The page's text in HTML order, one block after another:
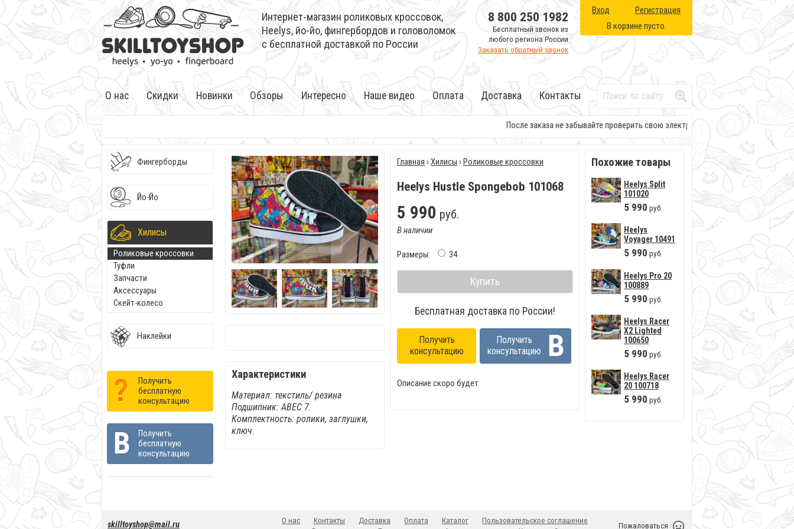
Интернет-магазин роликовых кроссовок,
Heelys, йо-йо, фингербордов и головоломок
с бесплатной доставкой по России
Вход
Регистрация
В корзине пусто.
8 800 250 1982
Бесплатный звонок из
любого региона России
Заказать обратный звонок
О нас Скидки Новинки Обзоры Интересно Наше видео Оплата Доставка Контакты
После заказа не забывайте проверить свою электронную почту. Там будет
Фингерборды
Йо-Йо
Хилисы
Роликовые кроссовки
Туфли
Запчасти
Аксессуары
Скейт-колесо
Наклейки
Получить
бесплатную
консультацию
Получить
бесплатную
консультацию
Характеристики
Материал: текстиль/ резина
Подшипник: АВЕС 7.
Комплектность: ролики, заглушки,
ключ.
Похожие товары
Heelys Split
101020
5 990 руб.
Heelys
Voyager 10491
5 990 руб.
Heelys Pro 20
100889
5 990 руб.
Heelys Racer
X2 Lighted
100650
5 990 руб.
Heelys Racer
20 100718
5 990 руб.
Главная ›Хилисы ›Роликовые кроссовки
Heelys Hustle Spongebob 101068
5 990 руб.
В наличии
Размеры: 34
Купить
Бесплатная доставка по России!
Получить
консультацию
Получить
консультацию
Описание скоро будет
skilltoyshop@mail.ru Пожаловаться
О нас Контакты Доставка Оплата Каталог
Пользовательское соглашение